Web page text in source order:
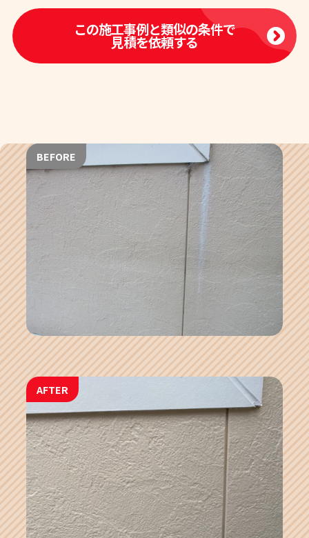
この施工事例と類似の条件で
見積を依頼する
BEFORE
AFTER